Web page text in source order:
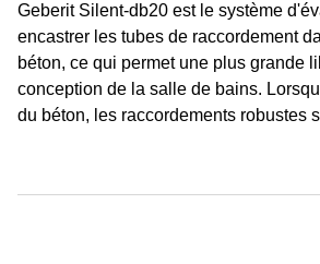
Geberit Silent-db20 est le système
encastrer les tubes de raccordement
béton, ce qui permet une plus grande
conception de la salle de bains.
du béton, les raccordements robustes